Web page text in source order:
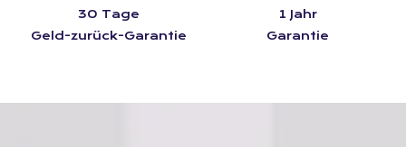
30 Tage
Geld-zurück-Garantie
1 Jahr
Garantie